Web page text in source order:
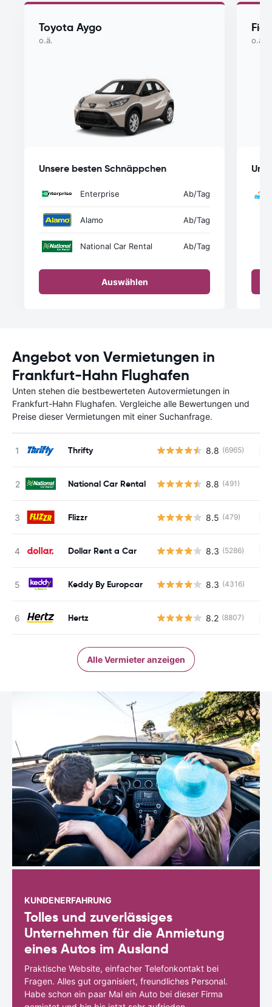
Toyota Aygo
o.ä.
Unsere besten Schnäppchen
Enterprise Ab/Tag
Alamo Ab/Tag
National Car Rental Ab/Tag
Auswählen
o.ä.
Angebot von Vermietungen in
Frankfurt-Hahn Flughafen
Unten stehen die bestbewerteten Autovermietungen in
Frankfurt-Hahn Flughafen. Vergleiche alle Bewertungen und
Preise dieser Vermietungen mit einer Suchanfrage.
Thrifty 8.8 (6965)
National Car Rental 8.8 (491)
Flizzr 8.5 (479)
Dollar Rent a Car 8.3 (5286)
Keddy By Europcar 8.3 (4316)
Hertz 8.2 (8807)
Alle Vermieter anzeigen
KUNDENERFAHRUNG
Tolles und zuverlässiges
Unternehmen für die Anmietung
eines Autos im Ausland
Praktische Website, einfacher Telefonkontakt bei
Fragen. Alles gut organisiert, freundliches Personal.
Habe schon ein paar Mal ein Auto bei dieser Firma